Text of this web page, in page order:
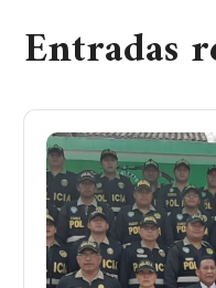
Entradas